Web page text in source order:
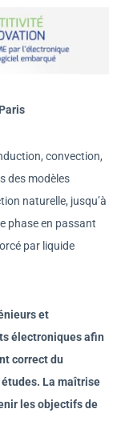
convection,
des modèles
naturelle, jusqu’à
phase en passant
par liquide
et
électroniques afin
correct du
La maîtrise
les objectifs de